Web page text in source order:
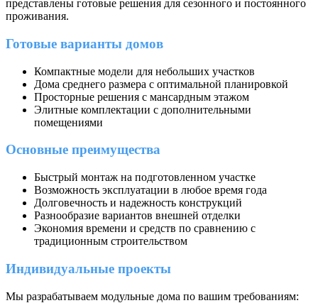
представлены готовые решения для сезонного и постоянного
проживания.
Готовые варианты домов
Компактные модели для небольших участков
Дома среднего размера с оптимальной планировкой
Просторные решения с мансардным этажом
Элитные комплектации с дополнительными
помещениями
Основные преимущества
Быстрый монтаж на подготовленном участке
Возможность эксплуатации в любое время года
Долговечность и надежность конструкций
Разнообразие вариантов внешней отделки
Экономия времени и средств по сравнению с
традиционным строительством
Индивидуальные проекты
Мы разрабатываем модульные дома по вашим требованиям: